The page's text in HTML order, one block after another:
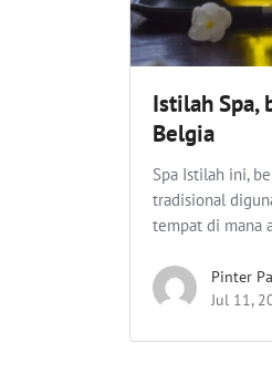
Istilah Spa,
Belgia
Spa Istilah ini,
tradisional
tempat di mana
Pinter
Jul 11,